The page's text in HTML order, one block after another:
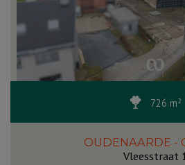
726 m²
OUDENAARDE -
Vleesstraat